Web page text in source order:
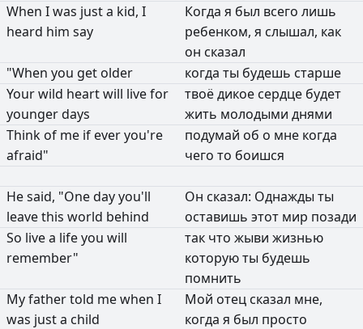
When Iwas justa kid, I
heard him say
Когда я был всего лишь
ребенком, я слышал, как
он сказал
"When you get older когда ты будешь старше
Yourwild heartwill livefor
youngerdays
твоёдикое сердце будет
жить молодыми днями
Think of me if everyou're
afraid"
подумай об о мне когда
чего то боишся
Hesaid, "Onedayyou'll
leavethis world behind
Он сказал: Однажды ты
оставишь этот мир позади
So livea lifeyou will
remember"
так что жыви жизнью
которуюты будешь
помнить
Myfathertold mewhen I
was justa child
Мой отец сказал мне,
когда я был просто